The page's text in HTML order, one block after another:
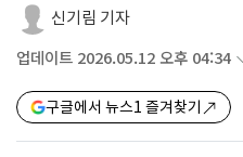
신기림 기자
업데이트 2026.05.12 오후 04:34
구글에서 뉴스1 즐겨찾기